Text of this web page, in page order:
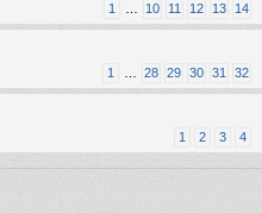
1 … 10 11 12 13 14
1 … 28 29 30 31 32
1 2 3 4